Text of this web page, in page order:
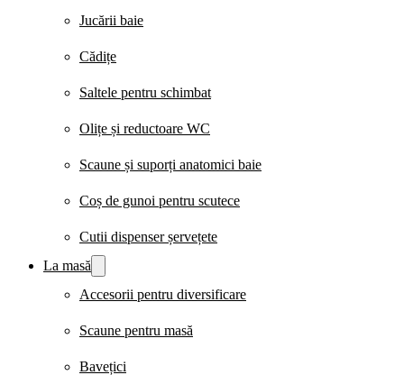
Jucării baie
Cădițe
Saltele pentru schimbat
Olițe și reductoare WC
Scaune și suporți anatomici baie
Coș de gunoi pentru scutece
Cutii dispenser șervețete
La masă
Accesorii pentru diversificare
Scaune pentru masă
Bavețici